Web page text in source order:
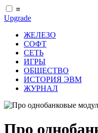
≡
Upgrade
ЖЕЛЕЗО
СОФТ
СЕТЬ
ИГРЫ
ОБЩЕСТВО
ИСТОРИЯ ЭВМ
ЖУРНАЛ
Про